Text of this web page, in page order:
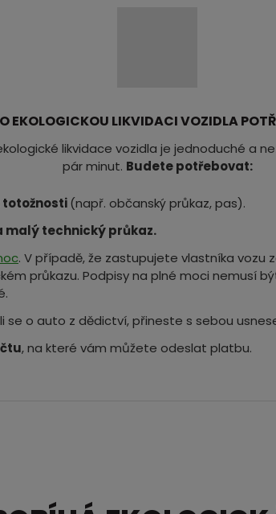
EKOLOGICKOU LIKVIDACI VOZIDLA
likvidace vozidla je jednoduché a
pár minut. Budete potřebovat:
totožnosti(např. občanský průkaz, pas).
malý technický průkaz.
. V případě, že zastupujete vlastníka vozu
průkazu. Podpisy na plné moci nemusí
se o auto z dědictví, přineste s sebou
, na které vám můžete odeslat platbu.